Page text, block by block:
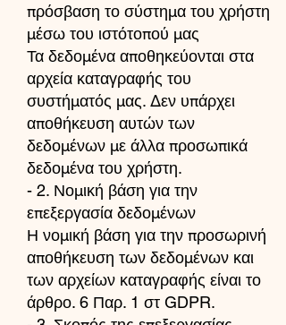
πρόσβαση το σύστημα του χρήστη
μέσω του ιστότοπού μας
Τα δεδομένα αποθηκεύονται στα
αρχεία καταγραφής του
συστήματός μας. Δεν υπάρχει
αποθήκευση αυτών των
δεδομένων με άλλα προσωπικά
δεδομένα του χρήστη.
- 2. Νομική βάση για την
επεξεργασία δεδομένων
Η νομική βάση για την προσωρινή
αποθήκευση των δεδομένων και
των αρχείων καταγραφής είναι το
άρθρο. 6 Παρ. 1 στ GDPR.